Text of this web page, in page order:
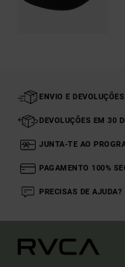
ENVIO E
DEVOLUÇÕES EM 30
JUNTA-TE AO
PAGAMENTO 100%
PRECISAS DE AJUDA?